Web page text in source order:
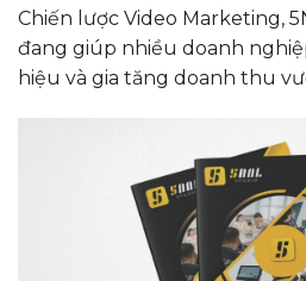
Chiến lược Video Marketing,
đang giúp nhiều doanh
hiệu và gia tăng doanh thu